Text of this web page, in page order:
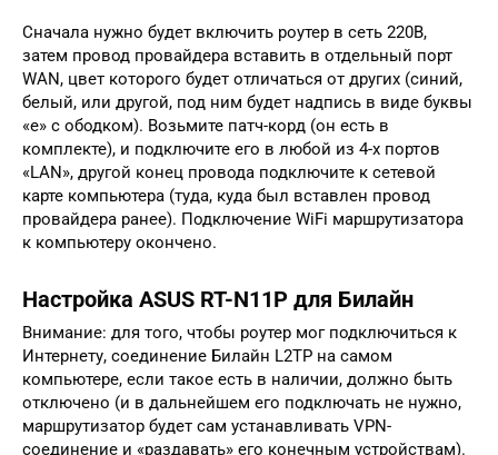
Сначала нужно будет включить роутер в сеть 220В,
затем провод провайдера вставить в отдельный порт
WAN, цвет которого будет отличаться от других (синий,
белый, или другой, под ним будет надпись в виде буквы
«е» с ободком). Возьмите патч-корд (он есть в
комплекте), и подключите его в любой из 4-х портов
«LAN», другой конец провода подключите к сетевой
карте компьютера (туда, куда был вставлен провод
провайдера ранее). Подключение WiFi маршрутизатора
к компьютеру окончено.
Настройка ASUS RT-N11P для Билайн
Внимание: для того, чтобы роутер мог подключиться к
Интернету, соединение Билайн L2TP на самом
компьютере, если такое есть в наличии, должно быть
отключено (и в дальнейшем его подключать не нужно,
маршрутизатор будет сам устанавливать VPN-
соединение и «раздавать» его конечным устройствам).